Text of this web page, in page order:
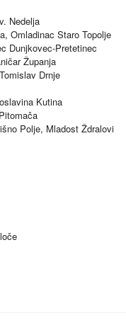
Nedelja
Omladinac Staro Topolje
Dunjkovec-Pretetinec
Županja
Drnje
Kutina
Polje, Mladost Ždralovi